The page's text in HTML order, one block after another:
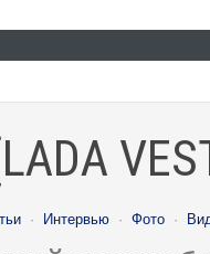
· Интервью · Фото ·